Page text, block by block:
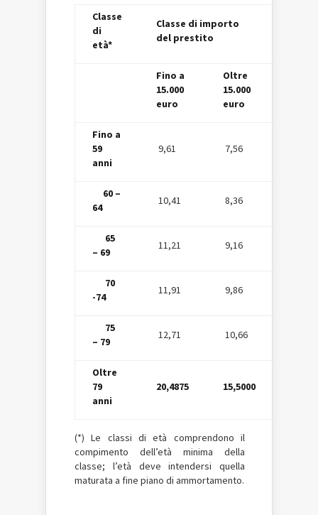
Classe
di
età*
Classe di importo
del prestito
Fino a
15.000
euro
Oltre
15.000
euro
Fino a
59
anni
9,61 7,56
60 –
64
10,41 8,36
65
– 69
11,21 9,16
70
-74
11,91 9,86
75
– 79
12,71 10,66
Oltre
79
anni
20,4875 15,5000
(*) Le classi di età comprendono il
compimento dell’età minima della
classe; l’età deve intendersi quella
maturata a fine piano di ammortamento.